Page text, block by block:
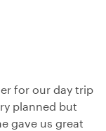
for our day trip
planned but
gave us great